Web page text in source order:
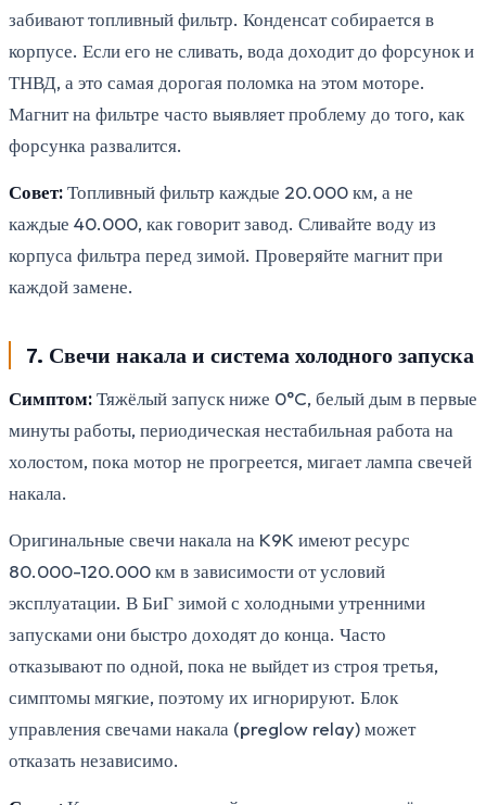
забивают топливный фильтр. Конденсат собирается в
корпусе. Если его не сливать, вода доходит до форсунок и
ТНВД, а это самая дорогая поломка на этом моторе.
Магнит на фильтре часто выявляет проблему до того, как
форсунка развалится.
Совет:Топливный фильтр каждые 20.000 км, а не
каждые 40.000, как говорит завод. Сливайте воду из
корпуса фильтра перед зимой. Проверяйте магнит при
каждой замене.
7. Свечи накала и система холодного запуска
Симптом:Тяжёлый запуск ниже 0°C, белый дым в первые
минуты работы, периодическая нестабильная работа на
холостом, пока мотор не прогреется, мигает лампа свечей
накала.
Оригинальные свечи накала на K9K имеют ресурс
80.000-120.000 км в зависимости от условий
эксплуатации. В БиГ зимой с холодными утренними
запусками они быстро доходят до конца. Часто
отказывают по одной, пока не выйдет из строя третья,
симптомы мягкие, поэтому их игнорируют. Блок
управления свечами накала (preglow relay) может
отказать независимо.